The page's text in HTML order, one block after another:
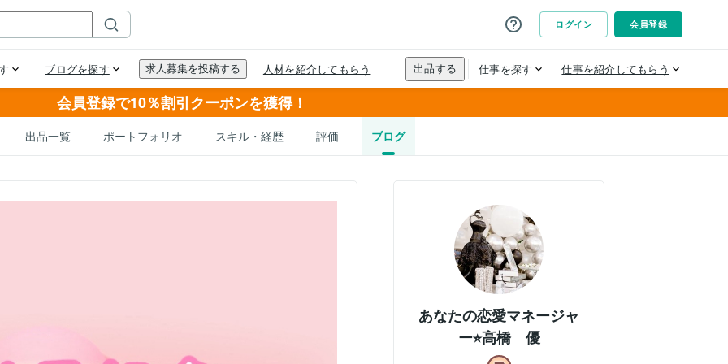
会員登録で10％割引クーポンを獲得！
出品一覧 ポートフォリオ スキル・経歴 評価 ブログ
あなたの恋愛マネージャ
ー⭐︎高橋 優